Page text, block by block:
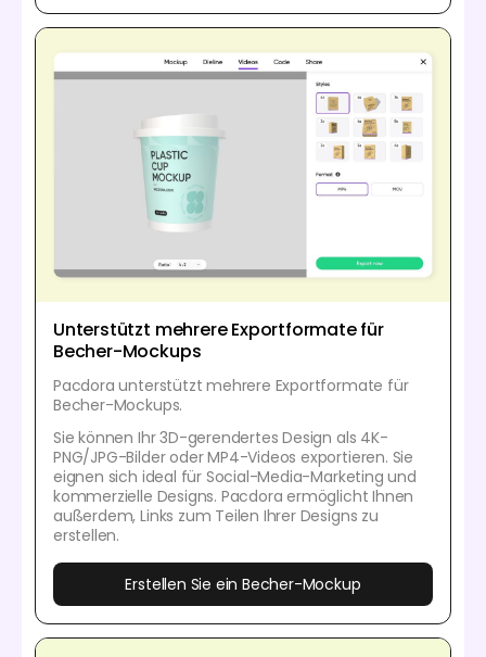
Unterstützt mehrere Exportformate für
Becher-Mockups
Pacdora unterstützt mehrere Exportformate für
Becher-Mockups.
Sie können Ihr 3D-gerendertes Design als 4K-
PNG/JPG-Bilder oder MP4-Videos exportieren. Sie
eignen sich ideal für Social-Media-Marketing und
kommerzielle Designs. Pacdora ermöglicht Ihnen
außerdem, Links zum Teilen Ihrer Designs zu
erstellen.
Erstellen Sie ein Becher-Mockup